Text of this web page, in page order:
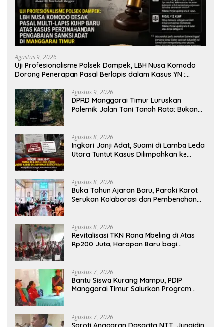
Agustus 9, 2026
Uji Profesionalisme Polsek Dampek, LBH Nusa Komodo
Dorong Penerapan Pasal Berlapis dalam Kasus YN :
Agustus 9, 2026
DPRD Manggarai Timur Luruskan
Polemik Jalan Tani Tanah Rata: Bukan
Agustus 8, 2026
Ingkari Janji Adat, Suami di Lamba Leda
Utara Tuntut Kasus Dilimpahkan ke
Agustus 8, 2026
Buka Tahun Ajaran Baru, Paroki Karot
Serukan Kolaborasi dan Pembenahan
Agustus 8, 2026
Revitalisasi TKN Rana Mbeling di Atas
Rp200 Juta, Harapan Baru bagi
Agustus 7, 2026
Bantu Siswa Kurang Mampu, PDIP
Manggarai Timur Salurkan Program
Agustus 7, 2026
Soroti Anggaran Dasacita NTT, Junaidin